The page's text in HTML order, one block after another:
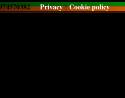
Privacy|Cookie policy